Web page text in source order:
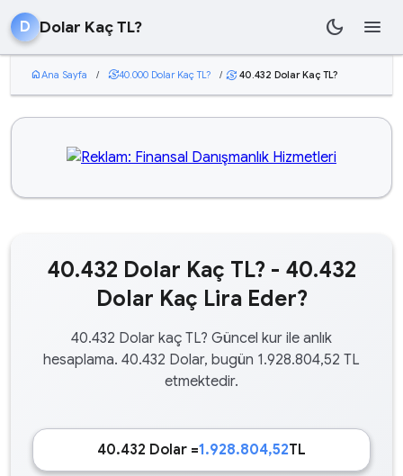
D Dolar Kaç TL? dark_mode menu
homeAna Sayfa / currency_exchange40.000 Dolar Kaç TL? / currency_exchange 40.432 Dolar Kaç TL?
40.432 Dolar Kaç TL? - 40.432
Dolar Kaç Lira Eder?
40.432 Dolar kaç TL? Güncel kur ile anlık
hesaplama. 40.432 Dolar, bugün 1.928.804,52 TL
etmektedir.
40.432 Dolar =1.928.804,52TL